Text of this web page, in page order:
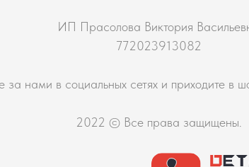
ИП Прасолова Виктория
772023913082
за нами в социальных сетях и приходите в
2022 © Все права защищены.